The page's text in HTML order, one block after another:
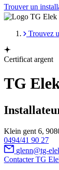
Trouver un
Trouvez
Certificat argent
TG
Klein gent 6,
0494/41 90 27
glenn@tg-
Contacter TG